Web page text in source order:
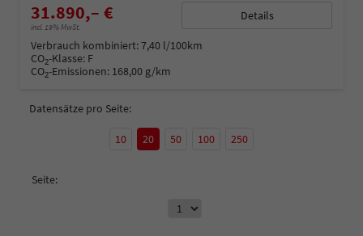
31.890,– €
incl. 19% MwSt.
Details
Verbrauch kombiniert:7,40 l/100km
CO2-Klasse: F
CO2-Emissionen: 168,00 g/km
Datensätze pro Seite:
10 20 50 100 250
Seite: